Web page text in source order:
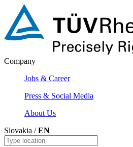
Company
Jobs & Career
Press & Social Media
About Us
Slovakia /EN